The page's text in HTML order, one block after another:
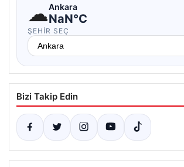
☁Ankara
NaN°C
ŞEHIR SEÇ
Bizi Takip Edin